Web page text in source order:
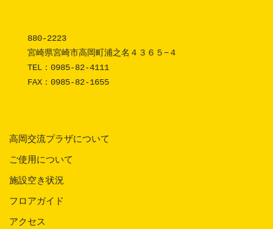
880-2223
宮崎県宮崎市高岡町浦之名４３６５−４
TEL： 0985-82-4111
FAX：0985-82-1655
高岡交流プラザについて
ご使用について
施設空き状況
フロアガイド
アクセス